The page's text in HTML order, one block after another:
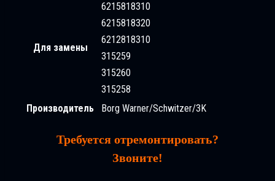
Для замены
6215818310
6215818320
6212818310
315259
315260
315258
Производитель
Borg Warner/Schwitzer/3K
Требуется отремонтировать?
Звоните!